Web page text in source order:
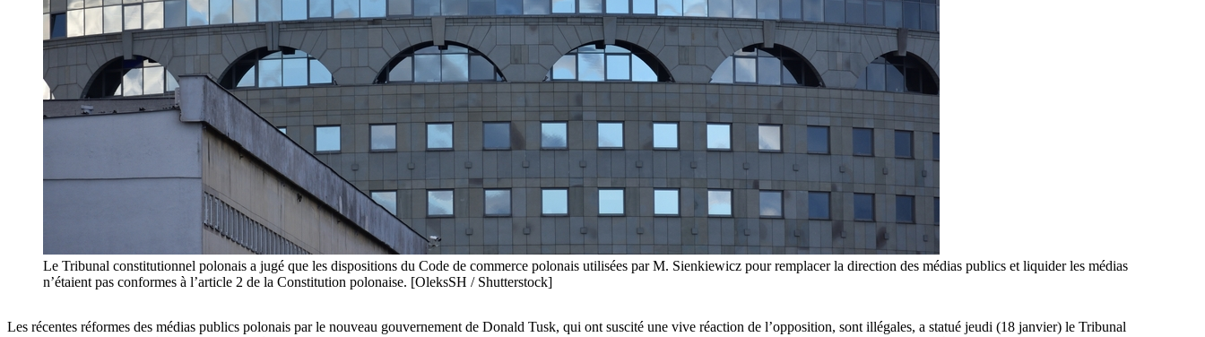
Le Tribunal constitutionnel polonais a jugé que les dispositions du Code de commerce polonais utilisées par M. Sienkiewicz pour remplacer la direction des médias publics et liquider les médias
n’étaient pas conformes à l’article 2 de la Constitution polonaise. [OleksSH / Shutterstock]
Les récentes réformes des médias publics polonais par le nouveau gouvernement de Donald Tusk, qui ont suscité une vive réaction de l’opposition, sont illégales, a statué jeudi (18 janvier) le Tribunal